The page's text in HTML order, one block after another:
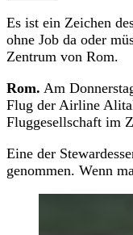
Es ist ein Zeichen
ohne Job da oder
Zentrum von Rom.
Rom. Am
Flug der Airline
Fluggesellschaft im
Eine der
genommen. Wenn